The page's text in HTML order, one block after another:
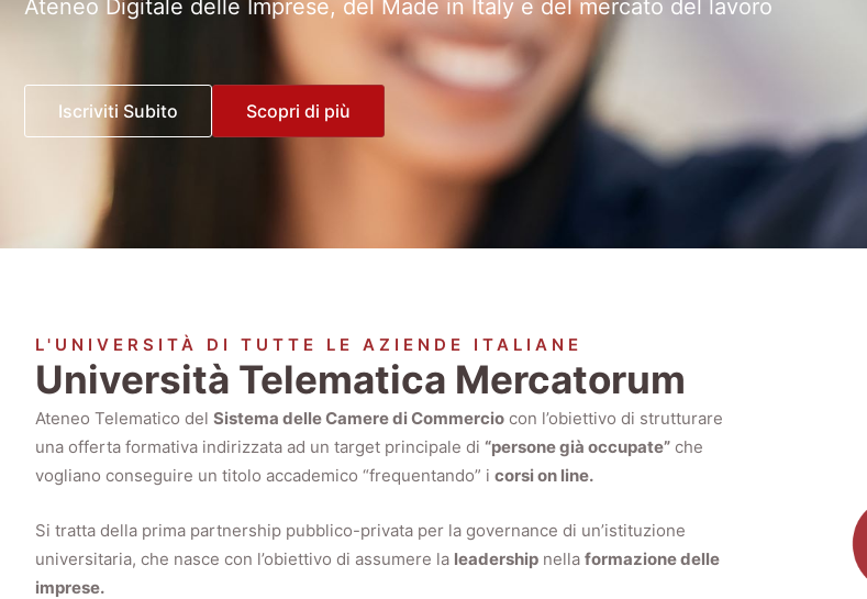
Ateneo Digitale delle Imprese, del Made in Italy e del mercato del lavoro
Iscriviti Subito Scopri di più
L'UNIVERSITÀ DI TUTTE LE AZIENDE ITALIANE
Università Telematica Mercatorum
Ateneo Telematico del Sistema delle Camere di Commercio con l’obiettivo di strutturare
una offerta formativa indirizzata ad un target principale di “persone già occupate” che
vogliano conseguire un titolo accademico “frequentando” i corsi on line.
Si tratta della prima partnership pubblico-privata per la governance di un’istituzione
universitaria, che nasce con l’obiettivo di assumere la leadership nella formazione delle
imprese.